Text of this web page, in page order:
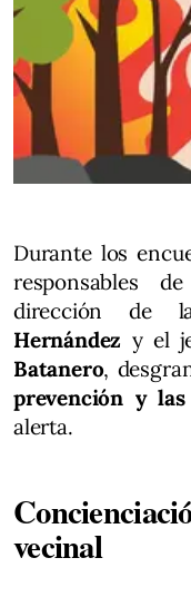
Durante los
responsables de
dirección de
Hernández y el
Batanero,
prevención y
alerta.
vecinal